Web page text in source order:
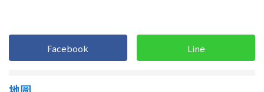
Facebook Line